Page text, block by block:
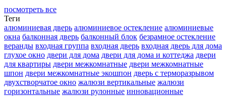
посмотреть все
Теги
алюминиевая дверь алюминиевое остекление алюминиевые
окна балконная дверь балконный блок безрамное остекление
веранды входная группа входная дверь входная дверь для дома
глухое окно двери для дома двери для дома и коттеджа двери
для квартиры двери межкомнатные двери межкомнатные
шпон двери межкомнатные экошпон дверь с терморазрывом
двухстворчатое окно жалюзи вертикальные жалюзи
горизонтальные жалюзи рулонные инновационные